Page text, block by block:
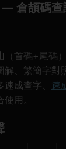
— 倉頡碼查
（首碼+尾碼
解、繁簡字對
成查字、 速
用。